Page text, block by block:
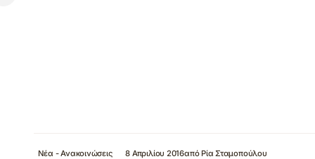
Νέα - Ανακοινώσεις 8 Απριλίου 2016από Ρία Σταμοπούλου